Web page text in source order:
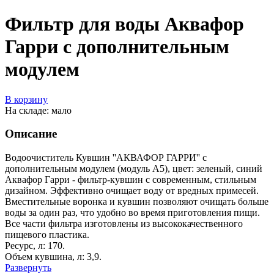
Фильтр для воды Аквафор
Гарри с дополнительным
модулем
В корзину
На складе: мало
Описание
Водоочиститель Кувшин ''АКВАФОР ГАРРИ'' с
дополнительным модулем (модуль А5), цвет: зеленый, синий
Аквафор Гарри - фильтр-кувшин с современным, стильным
дизайном. Эффективно очищает воду от вредных примесей.
Вместительные воронка и кувшин позволяют очищать больше
воды за один раз, что удобно во время приготовления пищи.
Все части фильтра изготовлены из высококачественного
пищевого пластика.
Ресурс, л: 170.
Объем кувшина, л: 3,9.
Развернуть